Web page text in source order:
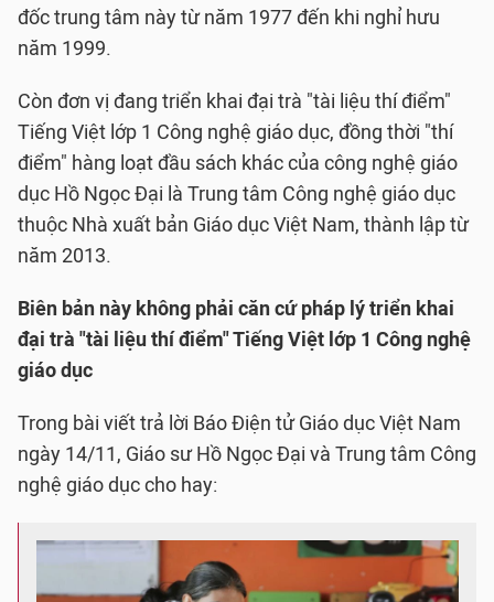
đốc trung tâm này từ năm 1977 đến khi nghỉ hưu
năm 1999.
Còn đơn vị đang triển khai đại trà "tài liệu thí điểm"
Tiếng Việt lớp 1 Công nghệ giáo dục, đồng thời "thí
điểm" hàng loạt đầu sách khác của công nghệ giáo
dục Hồ Ngọc Đại là Trung tâm Công nghệ giáo dục
thuộc Nhà xuất bản Giáo dục Việt Nam, thành lập từ
năm 2013.
Biên bản này không phải căn cứ pháp lý triển khai
đại trà "tài liệu thí điểm" Tiếng Việt lớp 1 Công nghệ
giáo dục
Trong bài viết trả lời Báo Điện tử Giáo dục Việt Nam
ngày 14/11, Giáo sư Hồ Ngọc Đại và Trung tâm Công
nghệ giáo dục cho hay: